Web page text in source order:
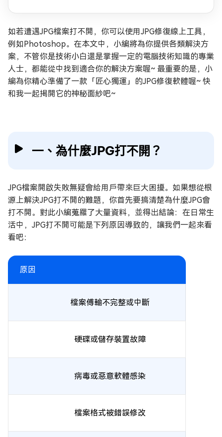
如若遭遇JPG檔案打不開，你可以使用JPG修復線上工具，
例如Photoshop。在本文中，小編將為你提供各類解決方
案，不管你是技術小白還是掌握一定的電腦技術知識的專業
人士，都能從中找到適合你的解決方案喔~ 最重要的是，小
編為你精心準備了一款「匠心獨運」的JPG修復軟體喔~ 快
和我一起揭開它的神秘面紗吧~
一、為什麼JPG打不開？
JPG檔案開啟失敗無疑會給用戶帶來巨大困擾。如果想從根
源上解決JPG打不開的難題，你首先要搞清楚為什麼JPG會
打不開。對此小編蒐羅了大量資料，並得出結論：在日常生
活中，JPG打不開可能是下列原因導致的，讓我們一起來看
看吧：
原因
檔案傅輸不完整或中斷
硬碟或儲存裝置故障
病毒或惡意軟體感染
檔案格式被錯誤修改